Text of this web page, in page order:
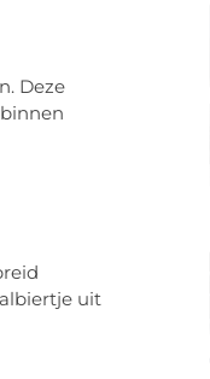
Deze
uit